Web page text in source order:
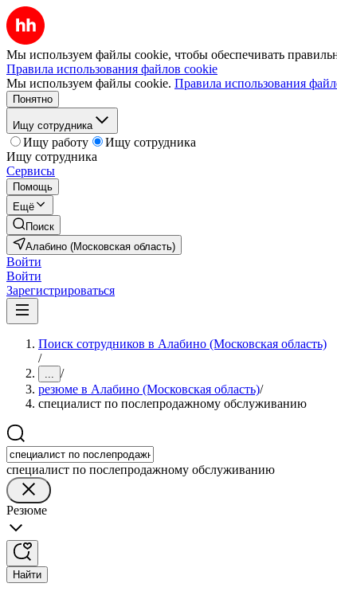
Мы используем файлы cookie, чтобы обеспечивать
Правила использования файлов cookie
Мы используем файлы cookie. Правила использования
Понятно
Ищу сотрудника
Ищу работу
Ищу сотрудника
Ищу сотрудника
Сервисы
Помощь
Ещё
Поиск
Алабино (Московская область)
Войти
Войти
Зарегистрироваться
Поиск сотрудников в Алабино (Московская область)
/
... /
резюме в Алабино (Московская область)/
специалист по послепродажному обслуживанию
специалист по послепродажному обслуживанию
Резюме
Найти